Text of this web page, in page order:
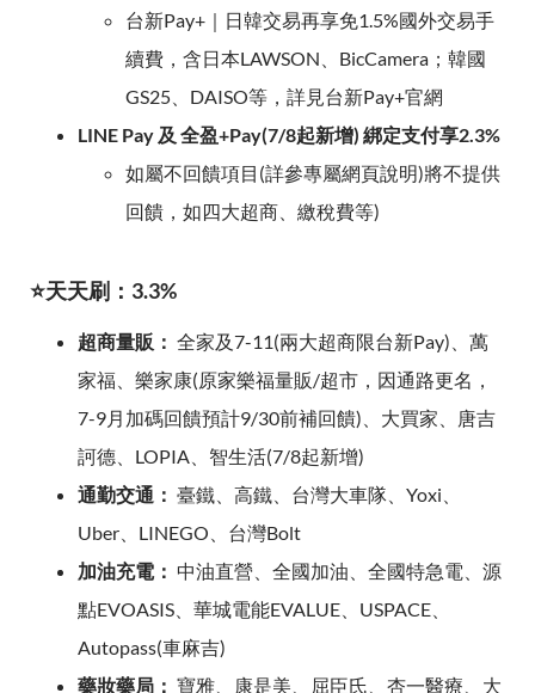
台新Pay+｜日韓交易再享免1.5%國外交易手
續費，含日本LAWSON、BicCamera；韓國
GS25、DAISO等，詳見台新Pay+官網
LINE Pay 及 全盈+Pay(7/8起新增) 綁定支付享2.3%
如屬不回饋項目(詳參專屬網頁說明)將不提供
回饋，如四大超商、繳稅費等)
⭐天天刷：3.3%
超商量販： 全家及7-11(兩大超商限台新Pay)、萬
家福、樂家康(原家樂福量販/超市，因通路更名，
7-9月加碼回饋預計9/30前補回饋)、大買家、唐吉
訶德、LOPIA、智生活(7/8起新增)
通勤交通： 臺鐵、高鐵、台灣大車隊、Yoxi、
Uber、LINEGO、台灣Bolt
加油充電： 中油直營、全國加油、全國特急電、源
點EVOASIS、華城電能EVALUE、USPACE、
Autopass(車麻吉)
藥妝藥局： 寶雅、康是美、屈臣氏、杏一醫療、大